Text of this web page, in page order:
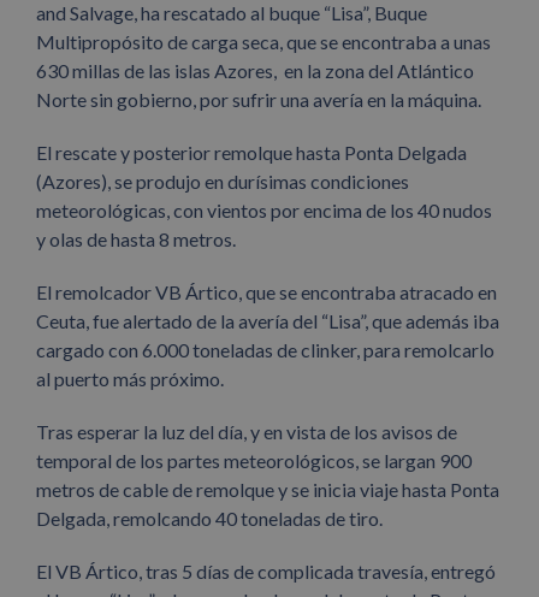
and Salvage, ha rescatado al buque “Lisa”, Buque
Multipropósito de carga seca, que se encontraba a unas
630 millas de las islas Azores, en la zona del Atlántico
Norte sin gobierno, por sufrir una avería en la máquina.
El rescate y posterior remolque hasta Ponta Delgada
(Azores), se produjo en durísimas condiciones
meteorológicas, con vientos por encima de los 40 nudos
y olas de hasta 8 metros.
El remolcador VB Ártico, que se encontraba atracado en
Ceuta, fue alertado de la avería del “Lisa”, que además iba
cargado con 6.000 toneladas de clinker, para remolcarlo
al puerto más próximo.
Tras esperar la luz del día, y en vista de los avisos de
temporal de los partes meteorológicos, se largan 900
metros de cable de remolque y se inicia viaje hasta Ponta
Delgada, remolcando 40 toneladas de tiro.
El VB Ártico, tras 5 días de complicada travesía, entregó